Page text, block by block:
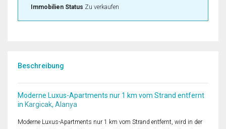
Immobilien Status Zu verkaufen
Beschreibung
Moderne Luxus-Apartments nur 1 km vom Strand entfernt
in Kargicak, Alanya
Moderne Luxus-Apartments nur 1 km vom Strand entfernt, wird in der